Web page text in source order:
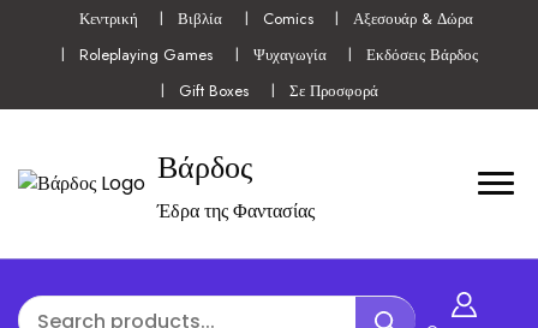
Κεντρική Βιβλία Comics
Αξεσουάρ & Δώρα
Roleplaying Games
Ψυχαγωγία
Εκδόσεις Βάρδος
Gift Boxes
Σε Προσφορά
Βάρδος
Έδρα της Φαντασίας